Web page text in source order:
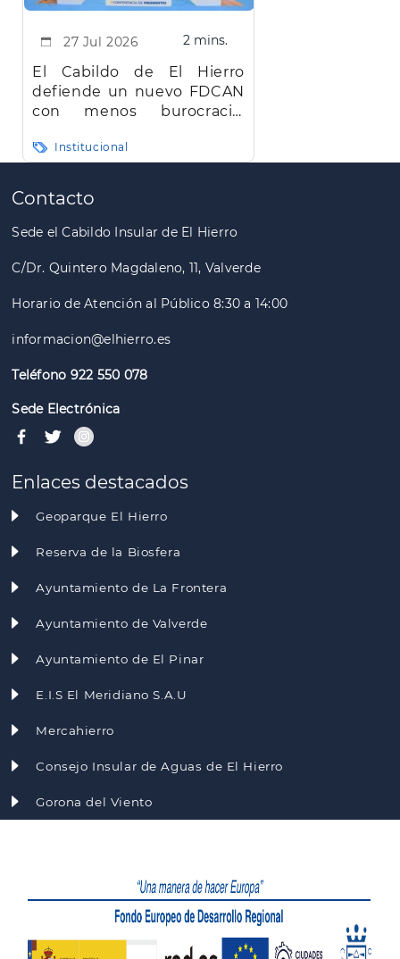
27 Jul 2026 2 mins.
El Cabildo de El Hierro
defiende un nuevo FDCAN
con menos burocracia,
Institucional
Paginación
Contacto
Sede el Cabildo Insular de El Hierro
C/Dr. Quintero Magdaleno, 11, Valverde
Horario de Atención al Público 8:30 a 14:00
informacion@elhierro.es
Teléfono 922 550 078
Sede Electrónica
Enlaces destacados
Geoparque El Hierro
Reserva de la Biosfera
Ayuntamiento de La Frontera
Ayuntamiento de Valverde
Ayuntamiento de El Pinar
E.I.S El Meridiano S.A.U
Mercahierro
Consejo Insular de Aguas de El Hierro
Gorona del Viento